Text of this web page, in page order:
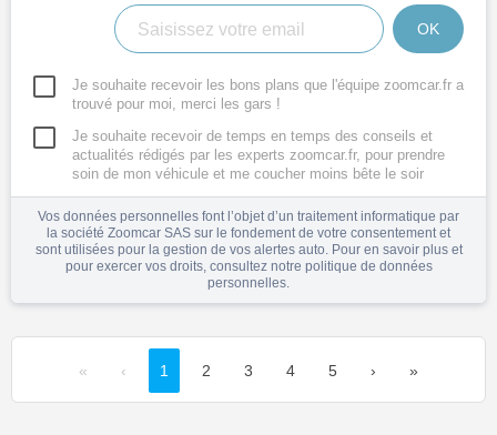
OK
Je souhaite recevoir les bons plans que l'équipe zoomcar.fr a
trouvé pour moi, merci les gars !
Je souhaite recevoir de temps en temps des conseils et
actualités rédigés par les experts zoomcar.fr, pour prendre
soin de mon véhicule et me coucher moins bête le soir
Vos données personnelles font l’objet d’un traitement informatique par
la société Zoomcar SAS sur le fondement de votre consentement et
sont utilisées pour la gestion de vos alertes auto. Pour en savoir plus et
pour exercer vos droits, consultez notre politique de données
personnelles.
« ‹ 1 2 3 4 5 › »